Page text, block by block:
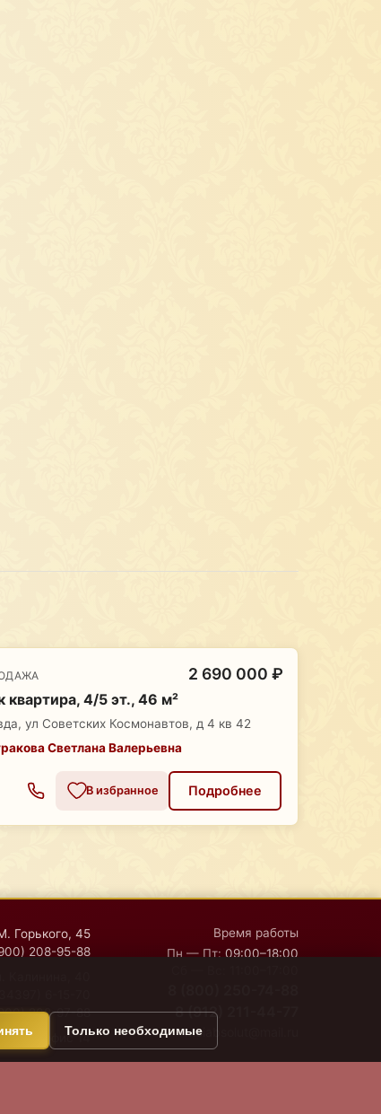
2 690 000 ₽
квартира, 4/5 эт., 46 м²
ул Советских Космонавтов, д 4 кв 42
Светлана Валерьевна
В избранное Подробнее
Горького, 45
208-95-88
208-97-88
45, офис 14
Время работы
Пн — Пт:09:00–18:00
8 (912) 211-44-77
moiabsolut@mail.ru
Только необходимые